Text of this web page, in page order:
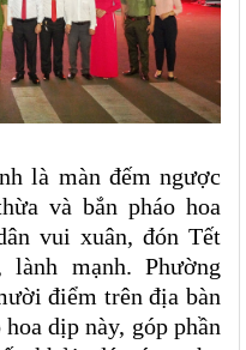
là màn đếm ngược
và bắn pháo hoa
vui xuân, đón Tết
mạnh. Phường
điểm trên địa bàn
dịp này, góp phần